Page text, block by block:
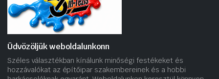
Üdvözöljük weboldalunkonn
Széles választékban kínálunk minőségi festékeket és
hozzávalókat az építőipar szakembereinek és a hobbi